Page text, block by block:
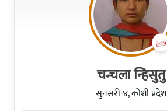
चन्चला न्हिसुतु
सुनसरी-४, कोशी प्रदेश